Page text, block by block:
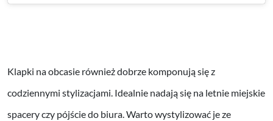
Klapki na obcasie również dobrze komponują się z
codziennymi stylizacjami. Idealnie nadają się na letnie miejskie
spacery czy pójście do biura. Warto wystylizować je ze